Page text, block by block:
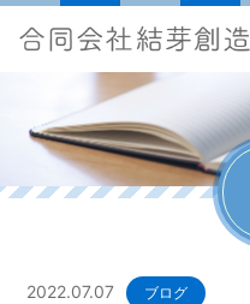
2022.07.07 ブログ